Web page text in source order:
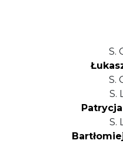
S.
S.
S.
S.